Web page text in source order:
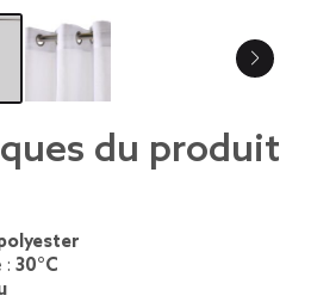
du produit
: 30°C